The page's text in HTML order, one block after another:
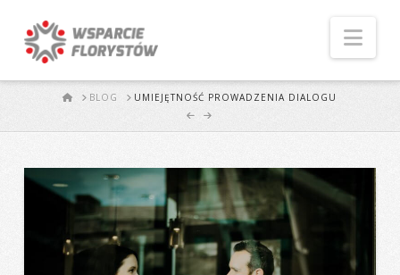
STARTBLOG UMIEJĘTNOŚĆ PROWADZENIA DIALOGU